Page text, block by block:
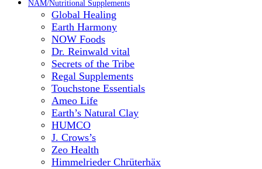
NAM/Nutritional Supplements
Global Healing
Earth Harmony
NOW Foods
Dr. Reinwald vital
Secrets of the Tribe
Regal Supplements
Touchstone Essentials
Ameo Life
Earth’s Natural Clay
HUMCO
J. Crows’s
Zeo Health
Himmelrieder Chrüterhäx